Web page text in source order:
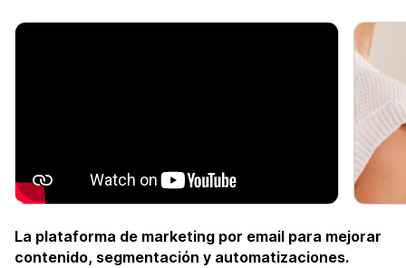
La plataforma de marketing por email para mejorar
contenido, segmentación y automatizaciones.